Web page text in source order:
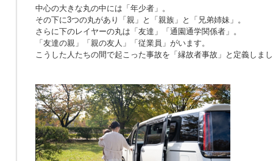
中心の大きな丸の中には「年少者」。
その下に3つの丸があり「親」と「親族」と「兄弟姉妹」。
さらに下のレイヤーの丸は「友達」「通園通学関係者」。
「友達の親」「親の友人」「従業員」がいます。
こうした人たちの間で起こった事故を「縁故者事故」と定義しま